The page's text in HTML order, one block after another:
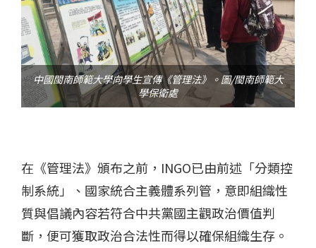
中國閩南師範大學向學生宣傳《管理法》。圖/閩南師範大
學保衛處
在《管理法》頒布之前，INGO已由前述「分類控
制系統」、國家統合主義體系列管，意即組織性
質與倡議內容若符合中共黨國主觀政治價值判
斷，便可獲取政治合法性而得以確保組織生存。